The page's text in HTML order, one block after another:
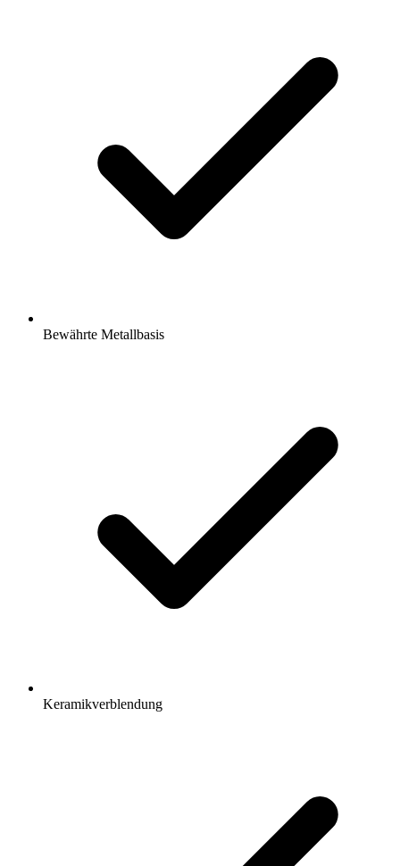
Bewährte Metallbasis
Keramikverblendung